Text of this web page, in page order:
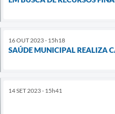
16 OUT 2023 - 15h18
SAÚDE MUNICIPAL REALIZA
14 SET 2023 - 15h41